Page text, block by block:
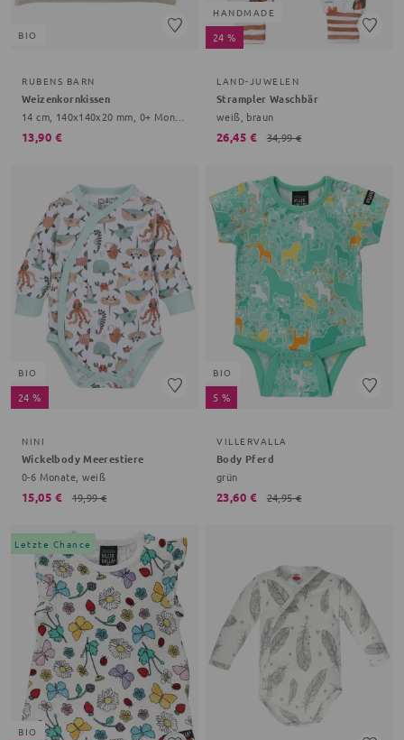
BIO
RUBENS BARN
Weizenkornkissen
14 cm, 140x140x20 mm, 0+ Monate, creme
13,90 €
HANDMADE
24 %
LAND-JUWELEN
Strampler Waschbär
weiß, braun
26,45 € 34,99 €
BIO
24 %
NINI
Wickelbody Meerestiere
0-6 Monate, weiß
15,05 € 19,99 €
BIO
5 %
VILLERVALLA
Body Pferd
grün
23,60 € 24,95 €
Letzte Chance
BIO